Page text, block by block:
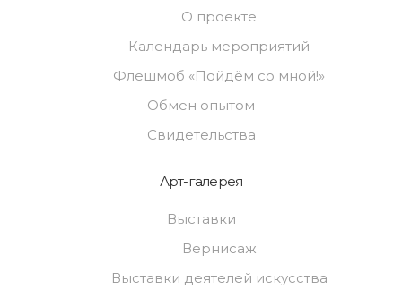
О проекте
Календарь мероприятий
Флешмоб «Пойдём со мной!»
Обмен опытом
Свидетельства
Арт-галерея
Выставки
Вернисаж
Выставки деятелей искусства